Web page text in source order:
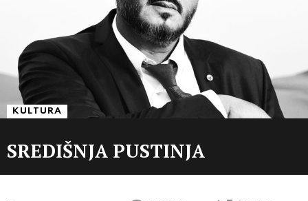
KULTURA
SREDIŠNJA PUSTINJA